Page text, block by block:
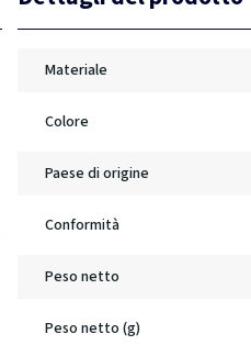
Materiale
Colore
Paese di origine
Conformità
Peso netto
Peso netto (g)